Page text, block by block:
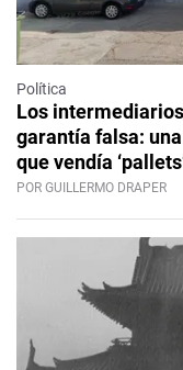
Política
Los
garantía falsa: una
que vendía
POR GUILLERMO DRAPER